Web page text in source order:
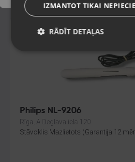
Philips NL-9206
Rīga, A.Deglava iela 120
Stāvoklis Mazlietots (Garantija 12
IZMANTOT TIKAI
RĀDĪT DETAĻAS